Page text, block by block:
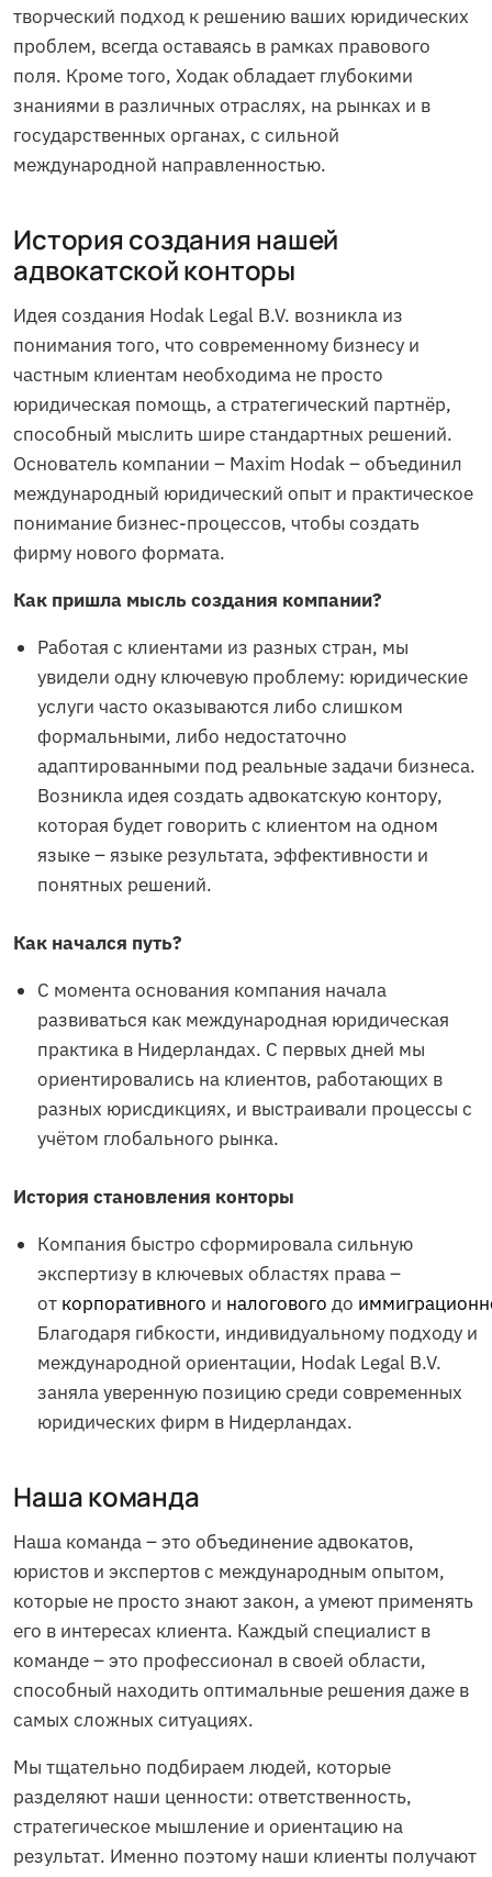
творческий подход к решению ваших юридических
проблем, всегда оставаясь в рамках правового
поля. Кроме того, Ходак обладает глубокими
знаниями в различных отраслях, на рынках и в
государственных органах, с сильной
международной направленностью.
История создания нашей
адвокатской конторы
Идея создания Hodak Legal B.V. возникла из
понимания того, что современному бизнесу и
частным клиентам необходима не просто
юридическая помощь, а стратегический партнёр,
способный мыслить шире стандартных решений.
Основатель компании – Maxim Hodak – объединил
международный юридический опыт и практическое
понимание бизнес-процессов, чтобы создать
фирму нового формата.
Как пришла мысль создания компании?
Работая с клиентами из разных стран, мы
увидели одну ключевую проблему: юридические
услуги часто оказываются либо слишком
формальными, либо недостаточно
адаптированными под реальные задачи бизнеса.
Возникла идея создать адвокатскую контору,
которая будет говорить с клиентом на одном
языке – языке результата, эффективности и
понятных решений.
Как начался путь?
С момента основания компания начала
развиваться как международная юридическая
практика в Нидерландах. С первых дней мы
ориентировались на клиентов, работающих в
разных юрисдикциях, и выстраивали процессы с
учётом глобального рынка.
История становления конторы
Компания быстро сформировала сильную
экспертизу в ключевых областях права –
от корпоративного и налогового до
Благодаря гибкости, индивидуальному подходу и
международной ориентации, Hodak Legal B.V.
заняла уверенную позицию среди современных
юридических фирм в Нидерландах.
Наша команда
Наша команда – это объединение адвокатов,
юристов и экспертов с международным опытом,
которые не просто знают закон, а умеют применять
его в интересах клиента. Каждый специалист в
команде – это профессионал в своей области,
способный находить оптимальные решения даже в
самых сложных ситуациях.
Мы тщательно подбираем людей, которые
разделяют наши ценности: ответственность,
стратегическое мышление и ориентацию на
результат. Именно поэтому наши клиенты получают